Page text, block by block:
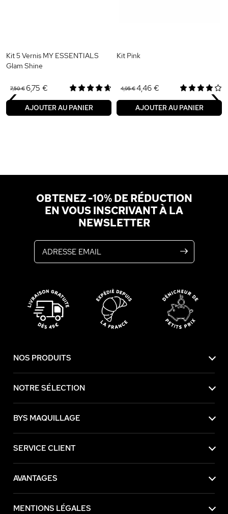
Kit 5 Vernis MY ESSENTIALS
Glam Shine
7,50 €6,75 €
AJOUTER AU PANIER
Kit Pink
4,95 €4,46 €
AJOUTER AU PANIER
‹ ›
OBTENEZ -10% DE RÉDUCTION
EN VOUS INSCRIVANT À LA
NEWSLETTER
NOS PRODUITS
NOTRE SÉLECTION
BYS MAQUILLAGE
SERVICE CLIENT
AVANTAGES
MENTIONS LÉGALES